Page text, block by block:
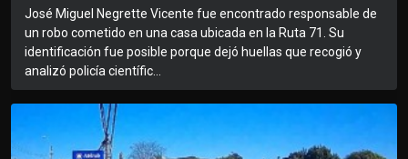
José Miguel Negrette Vicente fue encontrado responsable de
un robo cometido en una casa ubicada en la Ruta 71. Su
identificación fue posible porque dejó huellas que recogió y
analizó policía científic...